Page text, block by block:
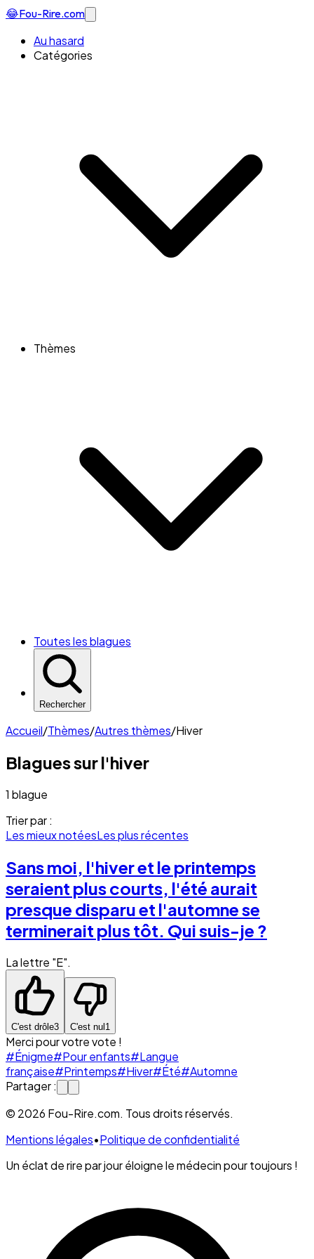
😂Fou-Rire.com
Au hasard
Catégories
Thèmes
Toutes les blagues
Rechercher
Accueil/Thèmes/Autres thèmes/Hiver
Blagues sur l'hiver
1 blague
Trier par :
Les mieux notéesLes plus récentes
Sans moi, l'hiver et le printemps
seraient plus courts, l'été aurait
presque disparu et l'automne se
terminerait plus tôt. Qui suis-je ?
La lettre "E".
C'est drôle3 C'est nul1
Merci pour votre vote !
#Énigme#Pour enfants#Langue
française#Printemps#Hiver#Été#Automne
Partager :
© 2026 Fou-Rire.com. Tous droits réservés.
Mentions légales•Politique de confidentialité
Un éclat de rire par jour éloigne le médecin pour toujours !